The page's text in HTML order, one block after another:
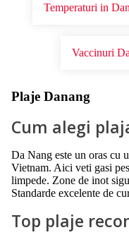
Temperaturi in
Vaccinuri
Plaje Danang
Cum alegi
Da Nang este un oras cu
Vietnam. Aici veti gasi
limpede. Zone de inot
Standarde excelente de
Top plaje